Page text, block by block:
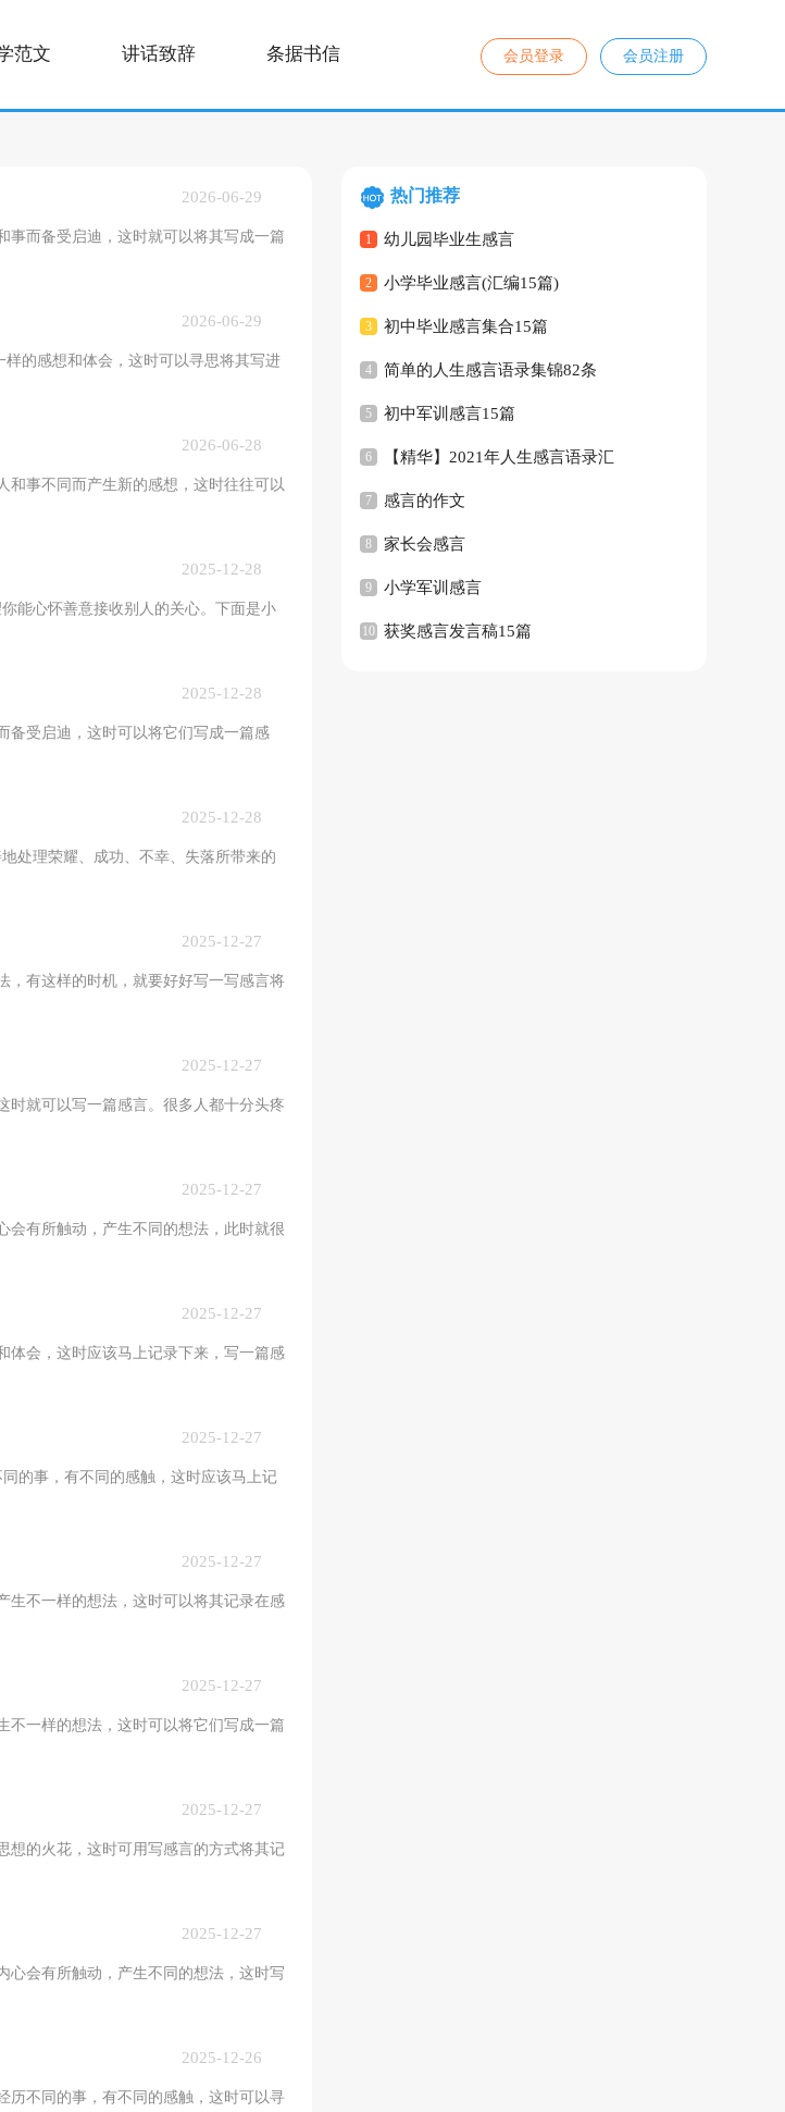
范文 讲话致辞 条据书信 会员登录 会员注册
2026-06-29
备受启迪，这时就可以将其写成一篇
2026-06-29
感想和体会，这时可以寻思将其写进
2026-06-28
不同而产生新的感想，这时往往可以
2025-12-28
能心怀善意接收别人的关心。下面是小
2025-12-28
启迪，这时可以将它们写成一篇感
2025-12-28
处理荣耀、成功、不幸、失落所带来的
2025-12-27
这样的时机，就要好好写一写感言将
2025-12-27
可以写一篇感言。很多人都十分头疼
2025-12-27
所触动，产生不同的想法，此时就很
2025-12-27
，这时应该马上记录下来，写一篇感
2025-12-27
事，有不同的感触，这时应该马上记
2025-12-27
一样的想法，这时可以将其记录在感
2025-12-27
样的想法，这时可以将它们写成一篇
2025-12-27
火花，这时可用写感言的方式将其记
2025-12-27
有所触动，产生不同的想法，这时写
2025-12-26
同的事，有不同的感触，这时可以寻
热门推荐
1 幼儿园毕业生感言
2 小学毕业感言(汇编15篇)
3 初中毕业感言集合15篇
4 简单的人生感言语录集锦82条
5 初中军训感言15篇
6 【精华】2021年人生感言语录汇
总92条
7 感言的作文
8 家长会感言
9 小学军训感言
10 获奖感言发言稿15篇